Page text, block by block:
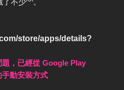
不少^^。
store/apps/details?
題，已經從 Google Play
動安裝方式